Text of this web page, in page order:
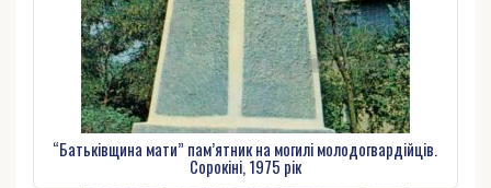
“Батьківщина мати” пам’ятник на могилі молодогвардійців.
Сорокіні, 1975 рік